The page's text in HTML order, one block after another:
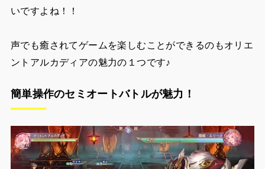
いですよね！！
声でも癒されてゲームを楽しむことができるのもオリエ
ントアルカディアの魅力の１つです♪
簡単操作のセミオートバトルが魅力！